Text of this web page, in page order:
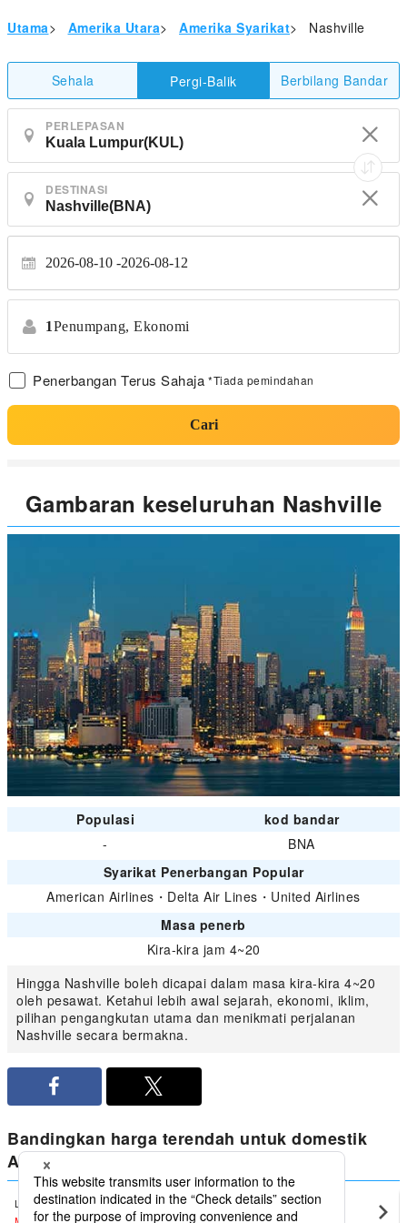
Utama> Amerika Utara> Amerika Syarikat> Nashville
Sehala Pergi-Balik Berbilang Bandar
PERLEPASAN
DESTINASI
2026-08-10 2026-08-12
1Penumpang, Ekonomi
Penerbangan Terus Sahaja *Tiada pemindahan
Cari
Gambaran keseluruhan Nashville
Populasi
kod bandar
-
BNA
Syarikat Penerbangan Popular
American Airlines ・ Delta Air Lines ・ United Airlines
Masa penerb
Kira-kira jam 4~20
Hingga Nashville boleh dicapai dalam masa kira-kira 4~20
oleh pesawat. Ketahui lebih awal sejarah, ekonomi, iklim,
pilihan pengangkutan utama dan menikmati perjalanan
Nashville secara bermakna.
Bandingkan harga terendah untuk domestik
Amerika Syarikat dari Nashville
Los Angeles Nashville(BNA)